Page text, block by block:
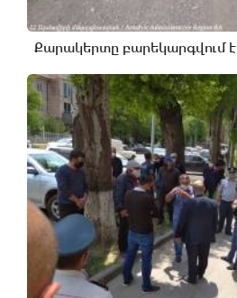
Քարակերտը բարեկարգվում է